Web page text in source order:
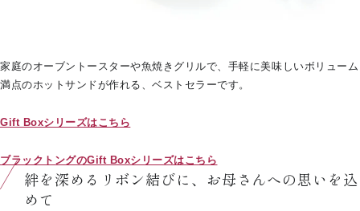
家庭のオーブントースターや魚焼きグリルで、手軽に美味しいボリューム
満点のホットサンドが作れる、ベストセラーです。
Gift Boxシリーズはこちら
ブラックトングのGift Boxシリーズはこちら
絆を深めるリボン結びに、お母さんへの思いを込
めて